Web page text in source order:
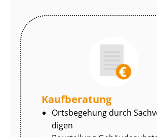
Kaufberatung
Ortsbegehung durch
di­gen